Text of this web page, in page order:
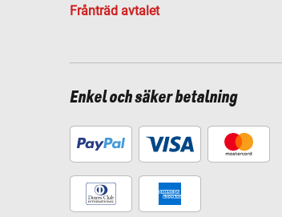
Frånträd avtalet
Enkel och säker betalning